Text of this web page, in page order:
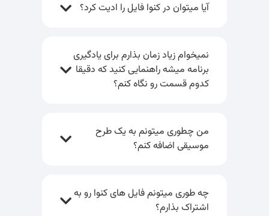
آیا میتوان در کنوا فایل را ادیت کرد؟
نمیخوام زیاد زمان بذارم برای یادگیری
برنامه میشه راهنمایی کنید که دقیقا
کدوم قسمت رو نگاه کنم؟
من چطوری میتونم به یک طرح
موسیقی اضافه کنم؟
چه طوری میتونم فایل های کنوا رو به
اشتراک بذارم؟